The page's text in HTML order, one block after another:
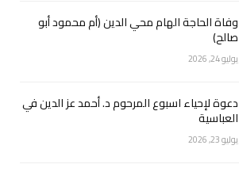
وفاة الحاجة الهام محي الدين (أم محمود أبو
صالح)
يوليو 24, 2026
دعوة لإحياء اسبوع المرحوم د. أحمد عز الدين في
العباسية
يوليو 23, 2026